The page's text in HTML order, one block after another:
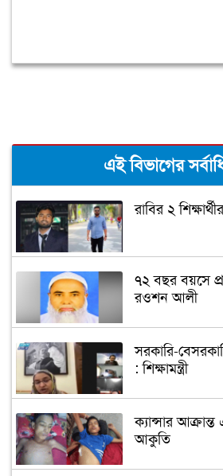
এই বিভাগের
রাবির ২
৭২ বছর বয়সে
রওশন আলী
সরকারি-
: শিক্ষামন্ত্রী
ক্যান্সার আক্রান্ত
আকুতি